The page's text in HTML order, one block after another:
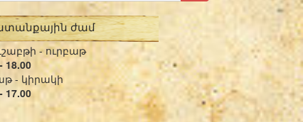
ժամ
- ուրբաթ
18.00
- կիրակի
17.00